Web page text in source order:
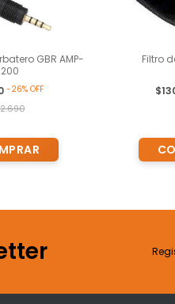
GBR AMP-
200
-26% OFF
Filtro